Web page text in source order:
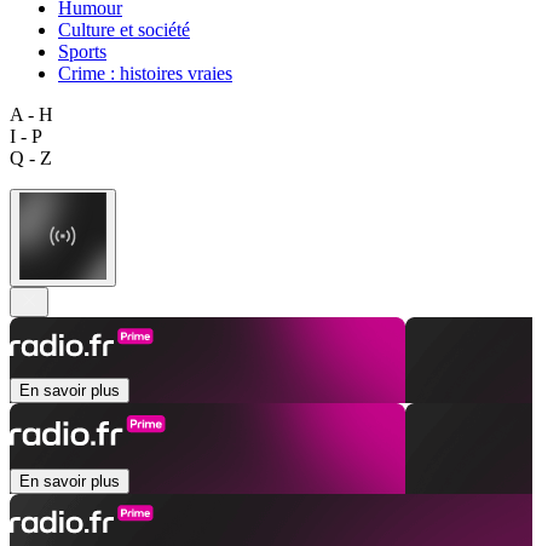
Humour
Culture et société
Sports
Crime : histoires vraies
A - H
I - P
Q - Z
En savoir plus
En savoir plus